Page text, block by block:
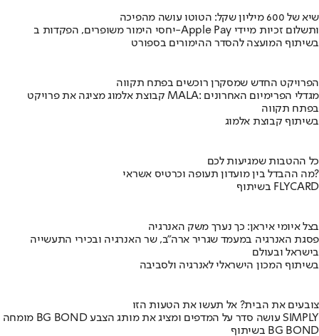
שיא של 600 מיליון שקל: הטוטו עושה מהפיכה
יחסי הימור משופרים, הפקדות ב-Apple Pay ותשלום זכיות מיידי
בשיתוף המועצה להסדר ההימורים בספורט
הפרויקט החדש שמסקרן רוכשים בפתח תקווה
קבוצת אלמוג מציגה את פרויקט MALA: מגדלי הפרימיום האחרונים
בפתח תקווה
בשיתוף קבוצת אלמוג
כל ההטבות שמגיעות לכם
מה ההבדל בין מועדון תעופה וכרטיס אשראי?
בשיתוף FLYCARD
בצל איומי איראן: כך נערך משק האנרגיה
פסגת האנרגיה במעמד שגריר ארה"ב, שר האנרגיה ובכירי התעשייה
בישראל ובעולם
בשיתוף המכון הישראלי לאנרגיה ולסביבה
צובעים את הבית? אל תעשו את הטעות הזו
מומחה BG BOND עושה סדר על המדפים ומציג את מותג הצבע SIMPLY
בשיתוף BG BOND